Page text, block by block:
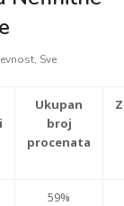
, Sve
Ukupan
broj
procenata
59%